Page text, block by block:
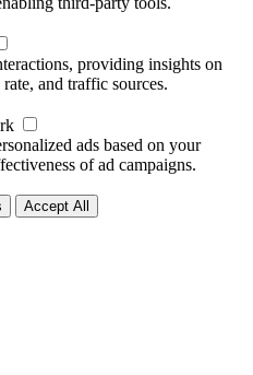
providing insights on
and traffic sources.
ads based on your
of ad campaigns.
Accept All